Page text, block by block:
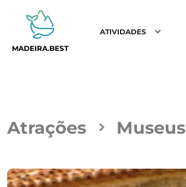
MADEIRA.BEST
ATIVIDADES
Atrações Museus